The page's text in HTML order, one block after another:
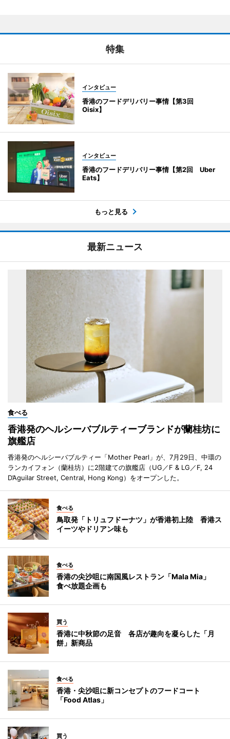
特集
インタビュー
香港のフードデリバリー事情【第3回
Oisix】
インタビュー
香港のフードデリバリー事情【第2回 Uber
Eats】
もっと見る
最新ニュース
食べる
香港発のヘルシーバブルティーブランドが蘭桂坊に
旗艦店
香港発のヘルシーバブルティー「Mother Pearl」が、7月29日、中環の
ランカイフォン（蘭桂坊）に2階建ての旗艦店（UG／F & LG／F, 24
D’Aguilar Street, Central, Hong Kong）をオープンした。
食べる
鳥取発「トリュフドーナツ」が香港初上陸 香港ス
イーツやドリアン味も
食べる
香港の尖沙咀に南国風レストラン「Mala Mia」
食べ放題企画も
買う
香港に中秋節の足音 各店が趣向を凝らした「月
餅」新商品
食べる
香港・尖沙咀に新コンセプトのフードコート
「Food Atlas」
買う